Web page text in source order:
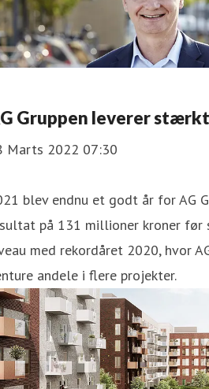
Gruppen leverer
Marts 2022 07:30
blev endnu et godt år for AG
på 131 millioner kroner før
med rekordåret 2020, hvor
andele i flere projekter.